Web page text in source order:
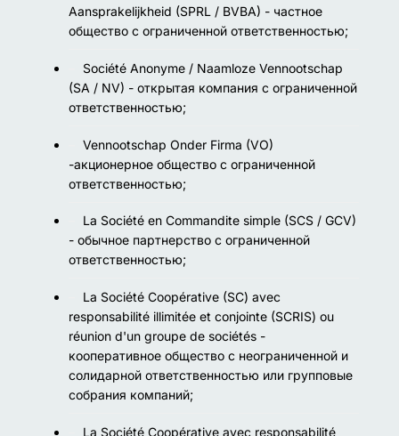
Aansprakelijkheid (SPRL / BVBA) - частное
общество с ограниченной ответственностью;
Société Anonyme / Naamloze Vennootschap
(SA / NV) - открытая компания с ограниченной
ответственностью;
Vennootschap Onder Firma (VO)
-акционерное общество с ограниченной
ответственностью;
La Société en Commandite simple (SCS / GCV)
- обычное партнерство с ограниченной
ответственностью;
La Société Coopérative (SC) avec
responsabilité illimitée et conjointe (SCRIS) ou
réunion d'un groupe de sociétés -
кооперативное общество с неограниченной и
солидарной ответственностью или групповые
собрания компаний;
La Société Coopérative avec responsabilité